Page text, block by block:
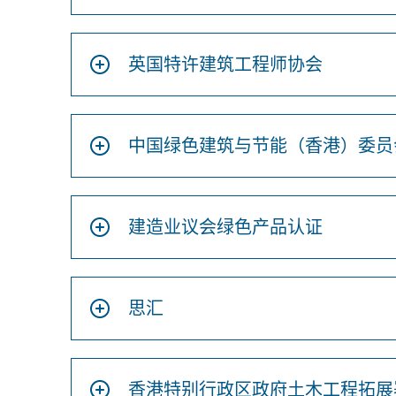
英国特许建筑工程师协会
中国绿色建筑与节能（香港）委
建造业议会绿色产品认证
思汇
香港特别行政区政府土木工程拓